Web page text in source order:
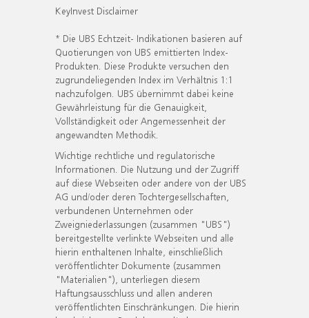
KeyInvest Disclaimer
* Die UBS Echtzeit- Indikationen basieren auf
Quotierungen von UBS emittierten Index-
Produkten. Diese Produkte versuchen den
zugrundeliegenden Index im Verhältnis 1:1
nachzufolgen. UBS übernimmt dabei keine
Gewährleistung für die Genauigkeit,
Vollständigkeit oder Angemessenheit der
angewandten Methodik.
Wichtige rechtliche und regulatorische
Informationen. Die Nutzung und der Zugriff
auf diese Webseiten oder andere von der UBS
AG und/oder deren Tochtergesellschaften,
verbundenen Unternehmen oder
Zweigniederlassungen (zusammen "UBS")
bereitgestellte verlinkte Webseiten und alle
hierin enthaltenen Inhalte, einschließlich
veröffentlichter Dokumente (zusammen
"Materialien"), unterliegen diesem
Haftungsausschluss und allen anderen
veröffentlichten Einschränkungen. Die hierin